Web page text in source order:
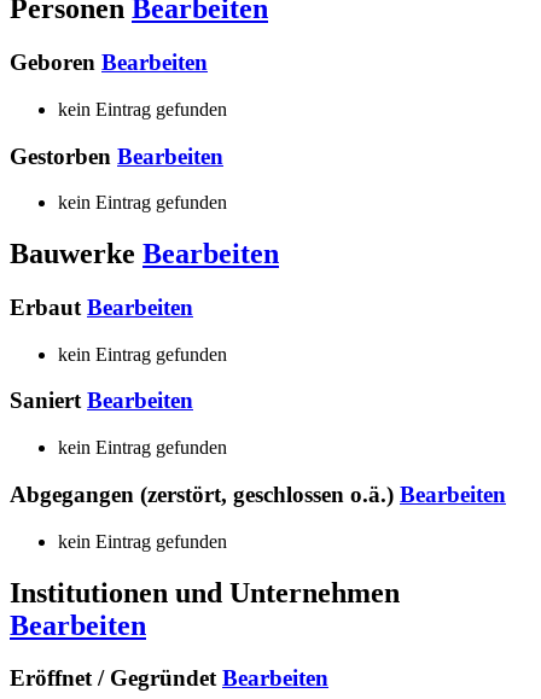
Personen Bearbeiten
Geboren Bearbeiten
kein Eintrag gefunden
Gestorben Bearbeiten
kein Eintrag gefunden
Bauwerke Bearbeiten
Erbaut Bearbeiten
kein Eintrag gefunden
Saniert Bearbeiten
kein Eintrag gefunden
Abgegangen (zerstört, geschlossen o.ä.) Bearbeiten
kein Eintrag gefunden
Institutionen und Unternehmen
Bearbeiten
Eröffnet / Gegründet Bearbeiten